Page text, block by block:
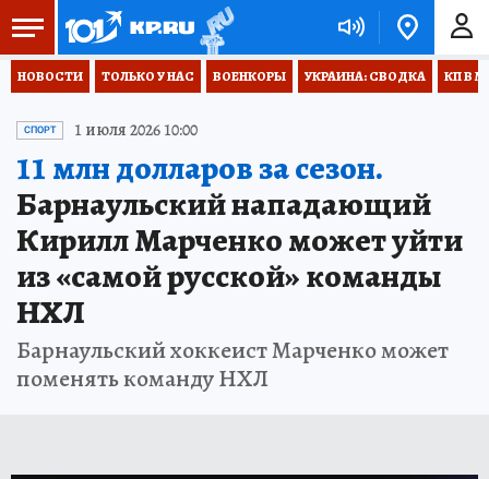
НОВОСТИ ТОЛЬКО У НАС ВОЕНКОРЫ УКРАИНА: СВОДКА КП В
СПОРТ 1 июля 2026 10:00
11 млн долларов за сезон.
Барнаульский нападающий
Кирилл Марченко может уйти
из «самой русской» команды
НХЛ
Барнаульский хоккеист Марченко может
поменять команду НХЛ